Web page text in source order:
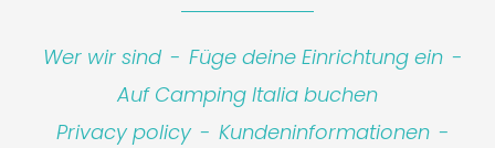
Wer wir sind - Füge deine Einrichtung ein -
Auf Camping Italia buchen
Privacy policy - Kundeninformationen -